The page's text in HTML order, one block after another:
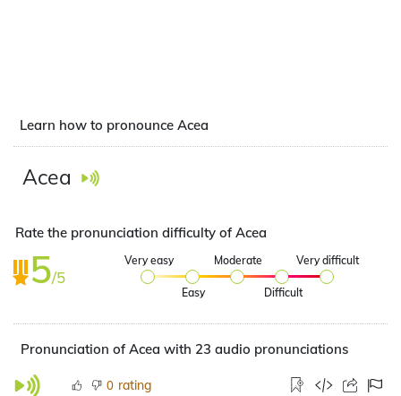
Learn how to pronounce Acea
Acea
Rate the pronunciation difficulty of Acea
5/5
Very easy
Easy
Moderate
Difficult
Very difficult
Pronunciation of Acea with 23 audio pronunciations
0 rating